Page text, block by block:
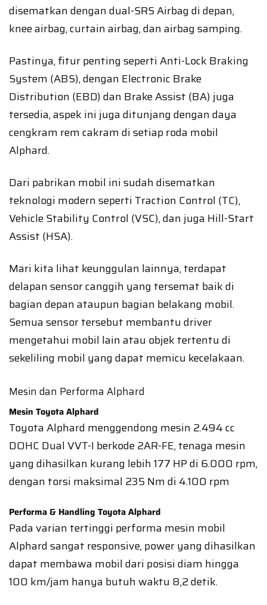
disematkan dengan dual-SRS Airbag di depan,
knee airbag, curtain airbag, dan airbag samping.
Pastinya, fitur penting seperti Anti-Lock Braking
System (ABS), dengan Electronic Brake
Distribution (EBD) dan Brake Assist (BA) juga
tersedia, aspek ini juga ditunjang dengan daya
cengkram rem cakram di setiap roda mobil
Alphard.
Dari pabrikan mobil ini sudah disematkan
teknologi modern seperti Traction Control (TC),
Vehicle Stability Control (VSC), dan juga Hill-Start
Assist (HSA).
Mari kita lihat keunggulan lainnya, terdapat
delapan sensor canggih yang tersemat baik di
bagian depan ataupun bagian belakang mobil.
Semua sensor tersebut membantu driver
mengetahui mobil lain atau objek tertentu di
sekeliling mobil yang dapat memicu kecelakaan.
Mesin dan Performa Alphard
Mesin Toyota Alphard
Toyota Alphard menggendong mesin 2.494 cc
DOHC Dual VVT-I berkode 2AR-FE, tenaga mesin
yang dihasilkan kurang lebih 177 HP di 6.000 rpm,
dengan torsi maksimal 235 Nm di 4.100 rpm
Performa & Handling Toyota Alphard
Pada varian tertinggi performa mesin mobil
Alphard sangat responsive, power yang dihasilkan
dapat membawa mobil dari posisi diam hingga
100 km/jam hanya butuh waktu 8,2 detik.